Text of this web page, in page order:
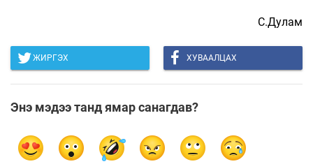
С.Дулам
ЖИРГЭХ ХУВААЛЦАХ
Энэ мэдээ танд ямар санагдав?